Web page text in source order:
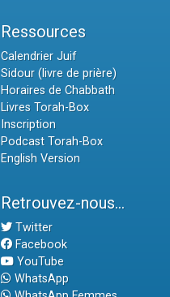
Ressources
Calendrier Juif
Sidour (livre de prière)
Horaires de Chabbath
Livres Torah-Box
Inscription
Podcast Torah-Box
English Version
Retrouvez-nous...
Twitter
Facebook
YouTube
WhatsApp